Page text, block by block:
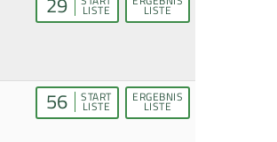
LISTE LISTE
56 START
LISTE
ERGEBNIS
LISTE